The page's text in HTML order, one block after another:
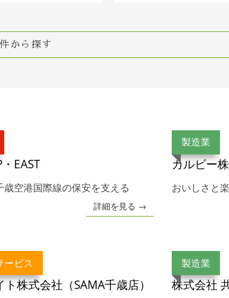
から探す
EAST
歳空港国際線の保安を支える
詳細を見る →
製造業
カルビー
おいしさと
ービス
株式会社（SAMA千歳店）
製造業
株式会社